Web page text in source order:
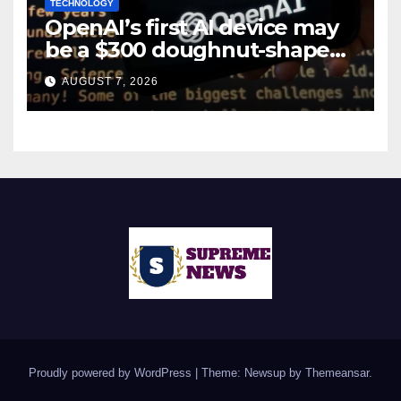
TECHNOLOGY
OpenAI’s first AI device may
be a $300 doughnut-shaped
smart speaker: Report
AUGUST 7, 2026
Proudly powered by WordPress | Theme: Newsup by Themeansar.